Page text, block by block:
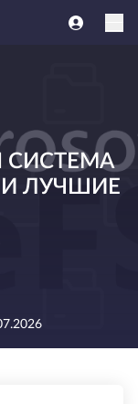
СИСТЕМА
И ЛУЧШИЕ